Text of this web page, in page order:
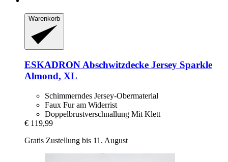
Warenkorb
ESKADRON Abschwitzdecke Jersey Sparkle
Almond, XL
Schimmerndes Jersey-Obermaterial
Faux Fur am Widerrist
Doppelbrustverschnallung Mit Klett
€ 119,99
Gratis Zustellung bis 11. August